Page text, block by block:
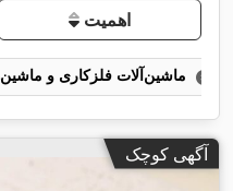
اهمیت
آگهی کوچک